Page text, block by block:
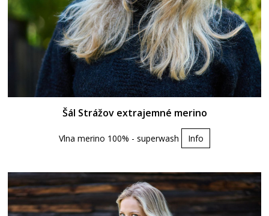
Šál Strážov extrajemné merino
Vlna merino 100% - superwash Info